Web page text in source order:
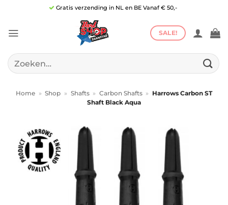
inhoud
Gratis verzending in NL en BE Vanaf € 50,-
SALE!
Zoeken
naar:
Home » Shop » Shafts » Carbon Shafts »
Harrows Carbon ST
Shaft Black Aqua